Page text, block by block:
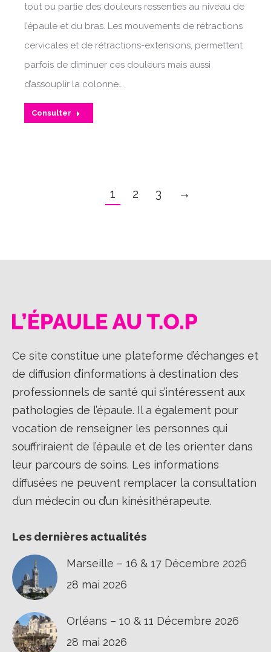
tout ou partie des douleurs ressenties au niveau de
l’épaule et du bras. Les mouvements de rétractions
cervicales et de rétractions-extensions, permettent
parfois de diminuer ces douleurs mais aussi
d’assouplir la colonne…
Consulter
1 2 3 →
Ce site constitue une plateforme d’échanges et
de diffusion d’informations à destination des
professionnels de santé qui s’intéressent aux
pathologies de l’épaule. Il a également pour
vocation de renseigner les personnes qui
souffriraient de l’épaule et de les orienter dans
leur parcours de soins. Les informations
diffusées ne peuvent remplacer la consultation
d’un médecin ou d’un kinésithérapeute.
Les dernières actualités
Marseille – 16 & 17 Décembre 2026
28 mai 2026
Orléans – 10 & 11 Décembre 2026
28 mai 2026